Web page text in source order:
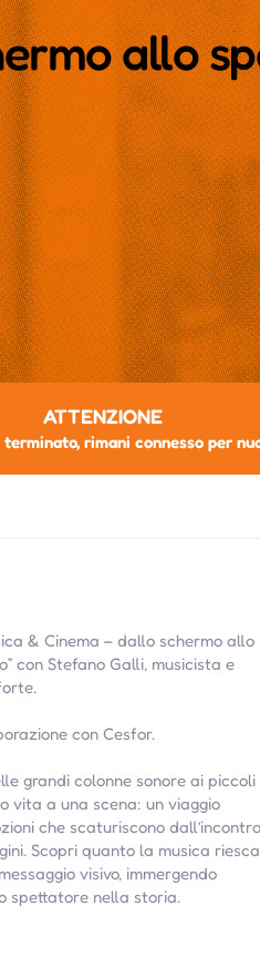
allo
ATTENZIONE
rimani connesso per
& Cinema – dallo schermo allo
con Stefano Galli, musicista e
con Cesfor.
grandi colonne sonore ai piccoli
vita a una scena: un viaggio
che scaturiscono dall’incontro
Scopri quanto la musica riesca
visivo, immergendo
spettatore nella storia.